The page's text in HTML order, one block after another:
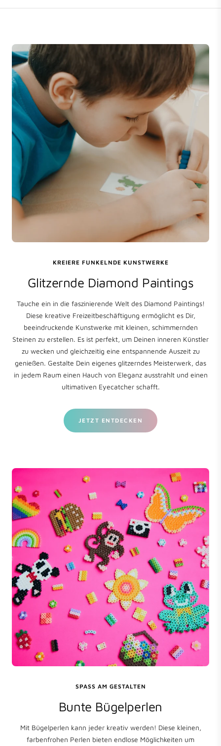
KREIERE FUNKELNDE KUNSTWERKE
Glitzernde Diamond Paintings
Tauche ein in die faszinierende Welt des Diamond Paintings!
Diese kreative Freizeitbeschäftigung ermöglicht es Dir,
beeindruckende Kunstwerke mit kleinen, schimmernden
Steinen zu erstellen. Es ist perfekt, um Deinen inneren Künstler
zu wecken und gleichzeitig eine entspannende Auszeit zu
genießen. Gestalte Dein eigenes glitzerndes Meisterwerk, das
in jedem Raum einen Hauch von Eleganz ausstrahlt und einen
ultimativen Eyecatcher schafft.
JETZT ENTDECKEN
SPASS AM GESTALTEN
Bunte Bügelperlen
Mit Bügelperlen kann jeder kreativ werden! Diese kleinen,
farbenfrohen Perlen bieten endlose Möglichkeiten um